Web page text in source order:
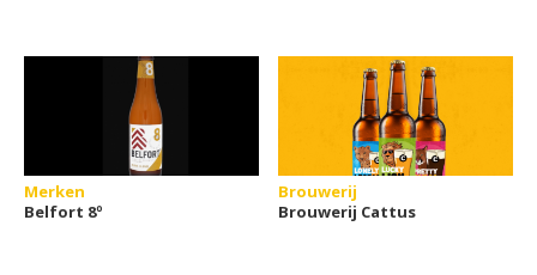
Merken
Belfort 8º
Brouwerij
Brouwerij Cattus